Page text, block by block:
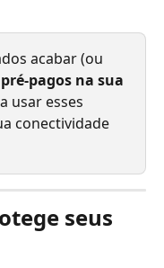
acabar (ou
pagos na sua
usar esses
conectividade
seus